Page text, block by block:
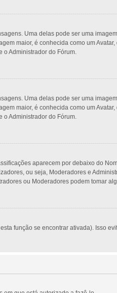
Uma delas pode ser uma
maior, é conhecida como um
o Administrador do Fórum.
Uma delas pode ser uma
maior, é conhecida como um
o Administrador do Fórum.
aparecem por debaixo do
ou seja, Moderadores e
ou Moderadores podem tomar
função se encontrar ativada). Isso